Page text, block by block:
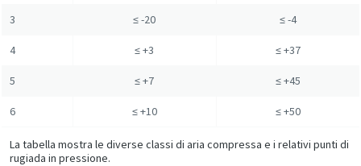
3 ≤ -20 ≤ -4
4 ≤ +3 ≤ +37
5 ≤ +7 ≤ +45
6 ≤ +10 ≤ +50
La tabella mostra le diverse classi di aria compressa e i relativi punti di
rugiada in pressione.